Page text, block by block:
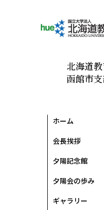
北海道
函館市
ホーム
会長挨拶
夕陽記念館
夕陽会の歩み
ギャラリー